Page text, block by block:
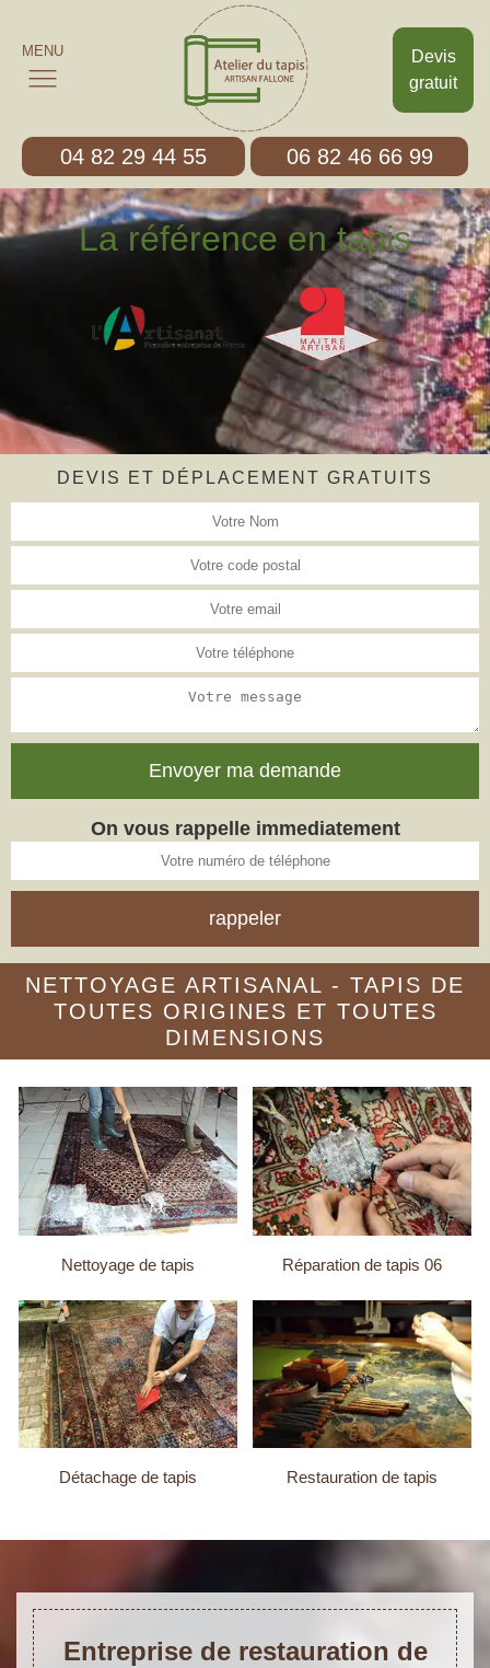
Devis
gratuit
MENU
04 82 29 44 55 06 82 46 66 99
La référence en tapis
DEVIS ET DÉPLACEMENT GRATUITS
On vous rappelle immediatement
NETTOYAGE ARTISANAL - TAPIS DE
TOUTES ORIGINES ET TOUTES
DIMENSIONS
Nettoyage de tapis Réparation de tapis 06
Détachage de tapis Restauration de tapis
Entreprise de restauration de